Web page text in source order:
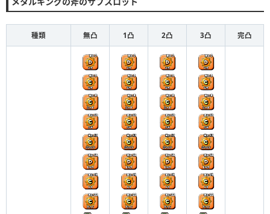
種類 無凸 1凸 2凸 3凸 完凸